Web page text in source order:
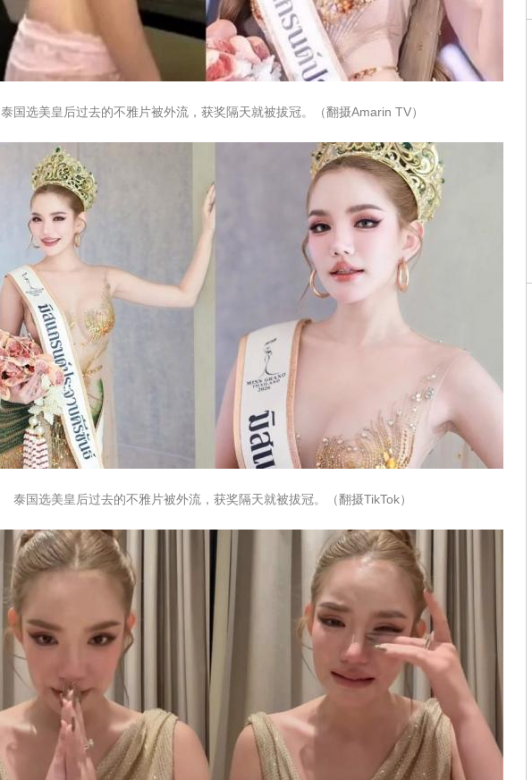
泰国选美皇后过去的不雅片被外流，获奖隔天就被拔冠。（翻摄Amarin TV）
泰国选美皇后过去的不雅片被外流，获奖隔天就被拔冠。（翻摄TikTok）